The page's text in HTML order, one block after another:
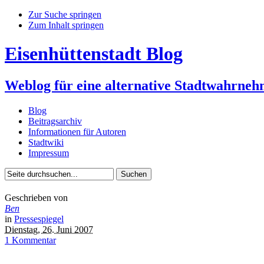
Zur Suche springen
Zum Inhalt springen
Eisenhüttenstadt Blog
Weblog für eine alternative
Blog
Beitragsarchiv
Informationen für Autoren
Stadtwiki
Impressum
Geschrieben von
Ben
in Pressespiegel
Dienstag, 26. Juni 2007
1 Kommentar